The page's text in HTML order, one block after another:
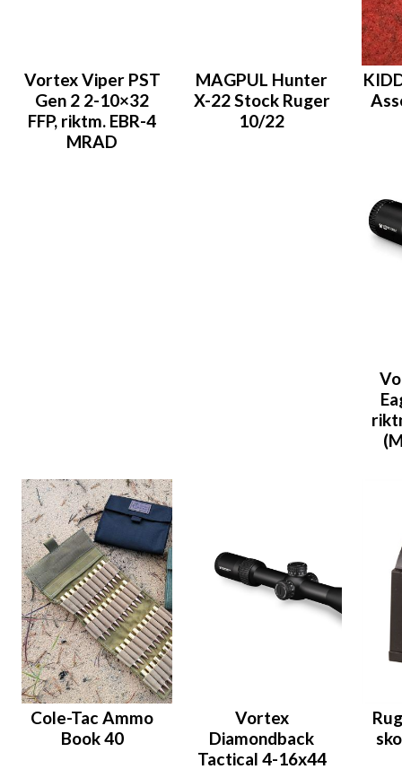
Vortex Viper PST
Gen 2 2-10×32
FFP, riktm. EBR-4
MRAD
MAGPUL Hunter
X-22 Stock Ruger
10/22
Cole-Tac Ammo
Book 40
Vortex
Diamondback
Tactical 4-16x44